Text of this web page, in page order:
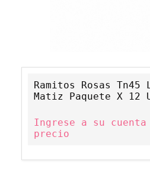
Ramitos Rosas Tn45
Matiz Paquete X 12
Ingrese a su
precio